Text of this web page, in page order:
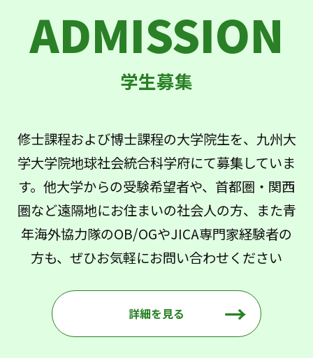
ADMISSION
修士課程および博士課程の大学院生を、九州大
学大学院地球社会統合科学府にて募集していま
す。他大学からの受験希望者や、首都圏・関西
圏など遠隔地にお住まいの社会人の方、また青
年海外協力隊のOB/OGやJICA専門家経験者の
方も、ぜひお気軽にお問い合わせください
詳細を見る